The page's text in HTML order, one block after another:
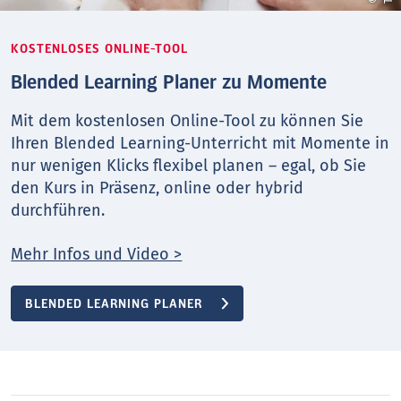
KOSTENLOSES ONLINE-TOOL
Blended Learning Planer zu Momente
Mit dem kostenlosen Online-Tool zu können Sie
Ihren Blended Learning-Unterricht mit Momente in
nur wenigen Klicks flexibel planen – egal, ob Sie
den Kurs in Präsenz, online oder hybrid
durchführen.
Mehr Infos und Video >
BLENDED LEARNING PLANER